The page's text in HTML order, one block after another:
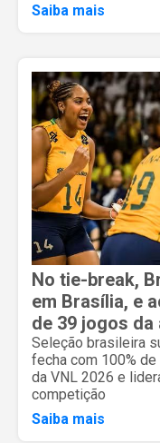
Saiba mais
No tie-break,
em Brasília, e
de 39 jogos da
Seleção brasileira
fecha com 100%
da VNL 2026 e
competição
Saiba mais